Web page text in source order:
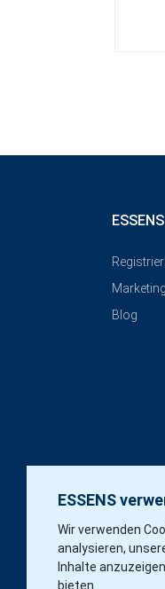
ESSENS
Wir verwenden
analysieren,
Inhalte
bieten.
ESSENS
Blog